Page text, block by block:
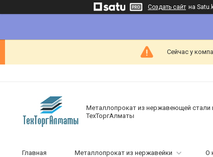
Создать сайт на
Сейчас у
Металлопрокат из нержавеющей стали
ТехТоргАлматы
Главная Металлопрокат из нержавейки О